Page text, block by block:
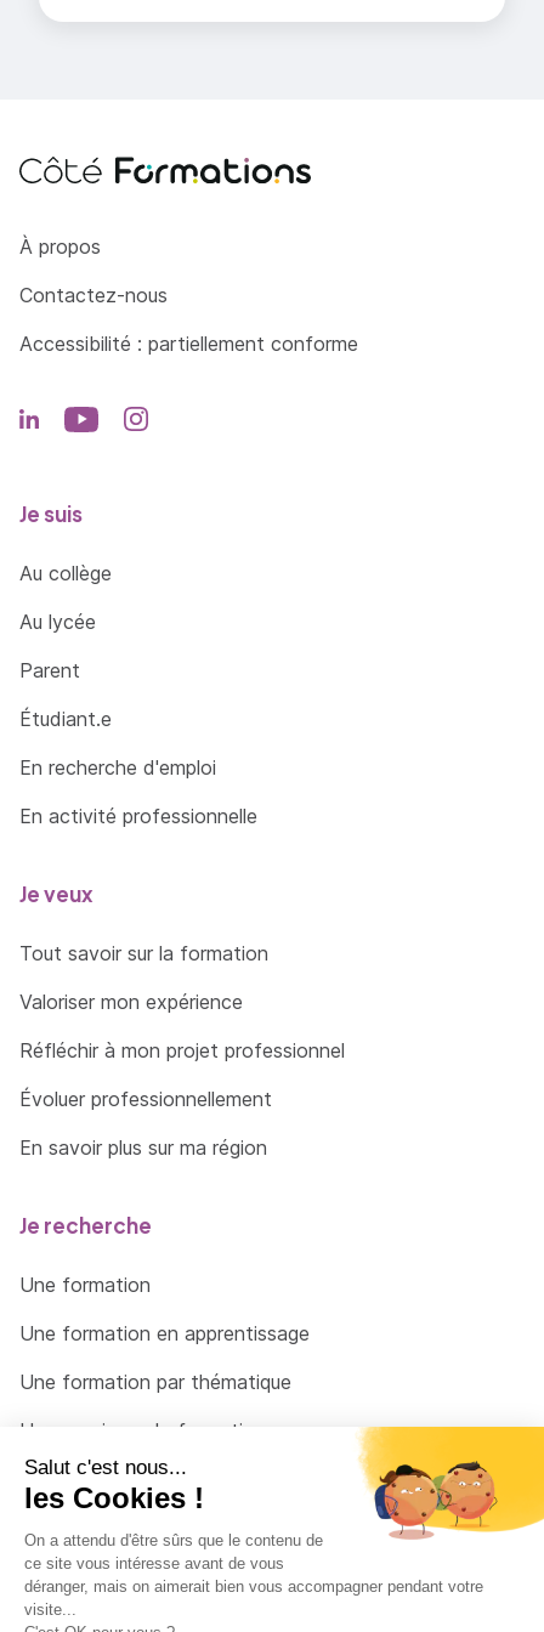
Côté Formations
À propos
Contactez-nous
Accessibilité : partiellement conforme
Je suis
Au collège
Au lycée
Parent
Étudiant.e
En recherche d'emploi
En activité professionnelle
Je veux
Tout savoir sur la formation
Valoriser mon expérience
Réfléchir à mon projet professionnel
Évoluer professionnellement
En savoir plus sur ma région
Je recherche
Une formation
Une formation en apprentissage
Une formation par thématique
Un organisme de formation
Un conseiller